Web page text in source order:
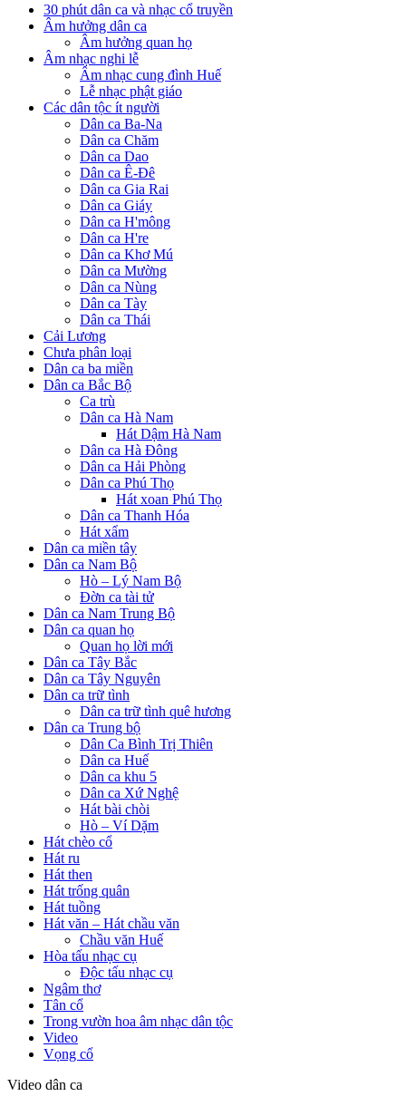
30 phút dân ca và nhạc cổ truyền
Âm hưởng dân ca
Âm hưởng quan họ
Âm nhạc nghi lễ
Âm nhạc cung đình Huế
Lễ nhạc phật giáo
Các dân tộc ít người
Dân ca Ba-Na
Dân ca Chăm
Dân ca Dao
Dân ca Ê-Đê
Dân ca Gia Rai
Dân ca Giáy
Dân ca H'mông
Dân ca H're
Dân ca Khơ Mú
Dân ca Mường
Dân ca Nùng
Dân ca Tày
Dân ca Thái
Cải Lương
Chưa phân loại
Dân ca ba miền
Dân ca Bắc Bộ
Ca trù
Dân ca Hà Nam
Hát Dậm Hà Nam
Dân ca Hà Đông
Dân ca Hải Phòng
Dân ca Phú Thọ
Hát xoan Phú Thọ
Dân ca Thanh Hóa
Hát xẩm
Dân ca miền tây
Dân ca Nam Bộ
Hò – Lý Nam Bộ
Đờn ca tài tử
Dân ca Nam Trung Bộ
Dân ca quan họ
Quan họ lời mới
Dân ca Tây Bắc
Dân ca Tây Nguyên
Dân ca trữ tình
Dân ca trữ tình quê hương
Dân ca Trung bộ
Dân Ca Bình Trị Thiên
Dân ca Huế
Dân ca khu 5
Dân ca Xứ Nghệ
Hát bài chòi
Hò – Ví Dặm
Hát chèo cổ
Hát ru
Hát then
Hát trống quân
Hát tuồng
Hát văn – Hát chầu văn
Chầu văn Huế
Hòa tấu nhạc cụ
Độc tấu nhạc cụ
Ngâm thơ
Tân cổ
Trong vườn hoa âm nhạc dân tộc
Video
Vọng cổ
Video dân ca